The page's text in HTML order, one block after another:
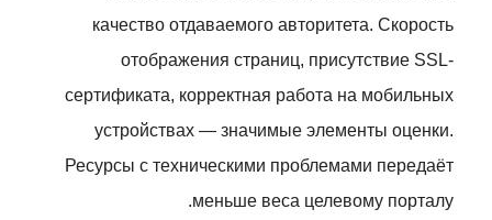
качество отдаваемого авторитета. Скорость
отображения страниц, присутствие SSL-
сертификата, корректная работа на мобильных
устройствах — значимые элементы оценки.
Ресурсы с техническими проблемами передаёт
меньше веса целевому порталу.